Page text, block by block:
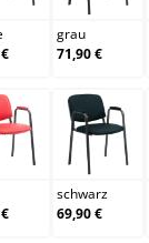
grau
71,90 €
rot schwarz
schwarz
69,90 €